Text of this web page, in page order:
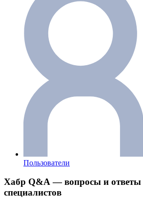
Пользователи
Хабр Q&A — вопросы и ответы
специалистов